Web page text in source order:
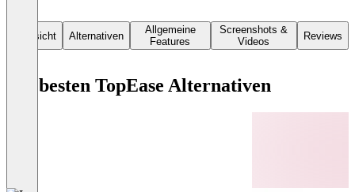
Übersicht Alternativen
Allgemeine
Features
Screenshots &
Videos
Reviews
Die besten TopEase Alternativen